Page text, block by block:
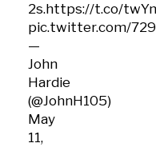
2s.https://t.co/
pic.twitter.com/
—
John
Hardie
(@JohnH105)
May
11,